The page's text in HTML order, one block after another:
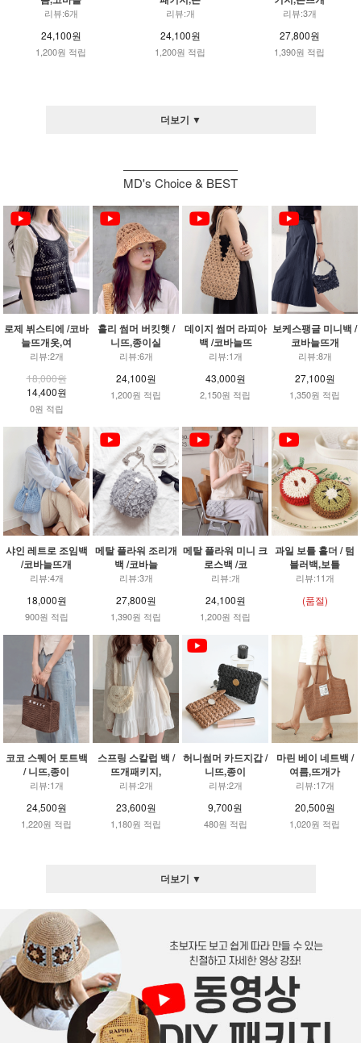
리뷰:6개
24,100원
1,200원 적립
리뷰:개
24,100원
1,200원 적립
리뷰:3개
27,800원
1,390원 적립
더보기 ▼
MD's Choice & BEST
로제 뷔스티에 /코바
늘뜨개옷,여
리뷰:2개
18,000원
14,400원
0원 적립
홀리 썸머 버킷햇 /
니뜨,종이실
리뷰:6개
24,100원
1,200원 적립
데이지 썸머 라피아
백 /코바늘뜨
리뷰:1개
43,000원
2,150원 적립
보케스팽글 미니백 /
코바늘뜨개
리뷰:8개
27,100원
1,350원 적립
샤인 레트로 조임백
/코바늘뜨개
리뷰:4개
18,000원
900원 적립
메탈 플라워 조리개
백 /코바늘
리뷰:3개
27,800원
1,390원 적립
메탈 플라워 미니 크
로스백 /코
리뷰:개
24,100원
1,200원 적립
과일 보틀 홀더 / 텀
블러백,보틀
리뷰:11개
(품절)
코코 스퀘어 토트백
/ 니뜨,종이
리뷰:1개
24,500원
1,220원 적립
스프링 스칼럽 백 /
뜨개패키지,
리뷰:2개
23,600원
1,180원 적립
허니썸머 카드지갑 /
니뜨,종이
리뷰:2개
9,700원
480원 적립
마린 베이 네트백 /
여름,뜨개가
리뷰:17개
20,500원
1,020원 적립
더보기 ▼